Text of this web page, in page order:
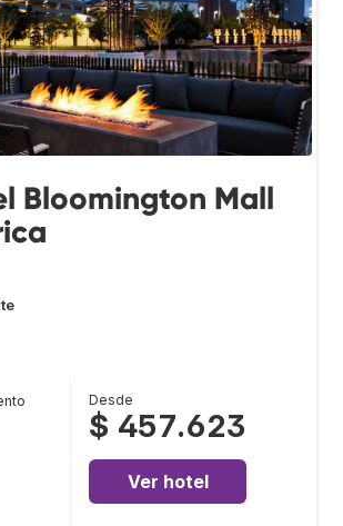
Bloomington Mall
Desde
$ 457.623
Ver hotel